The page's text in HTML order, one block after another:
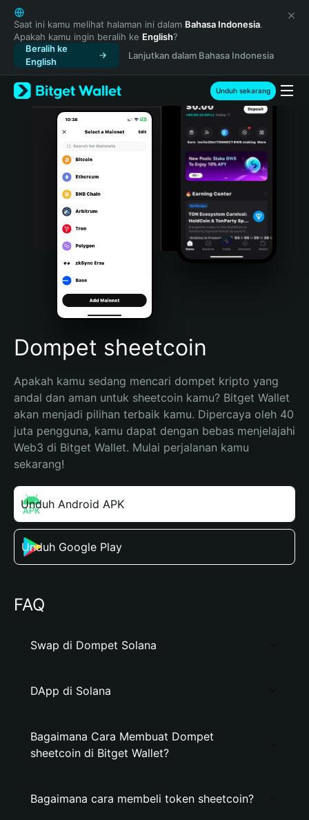
English
日本語
Tiếng Việt
Русский
Español (Latinoamérica)
Türkçe
Italiano
Português (Portugal)
Bahasa Indonesia
Português (Brasil)
Español (Argentina)
Saat ini kamu melihat halaman ini dalam Bahasa Indonesia.
Apakah kamu ingin beralih ke English?
Beralih ke
English
Lanjutkan dalam Bahasa Indonesia
Unduh sekarang
Dompet sheetcoin
Apakah kamu sedang mencari dompet kripto yang
andal dan aman untuk sheetcoin kamu? Bitget Wallet
akan menjadi pilihan terbaik kamu. Dipercaya oleh 40
juta pengguna, kamu dapat dengan bebas menjelajahi
Web3 di Bitget Wallet. Mulai perjalanan kamu
sekarang!
Unduh Android APK
Unduh Google Play
FAQ
Swap di Dompet Solana
DApp di Solana
Bagaimana Cara Membuat Dompet
sheetcoin di Bitget Wallet?
Bagaimana cara membeli token sheetcoin?